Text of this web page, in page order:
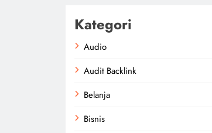
Kategori
Audio
Audit Backlink
Belanja
Bisnis